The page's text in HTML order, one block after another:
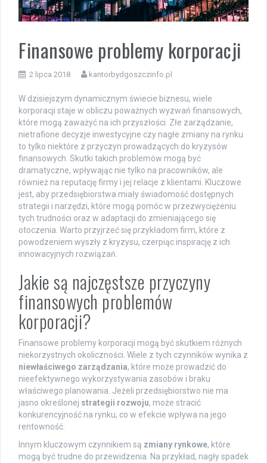
Finansowe problemy korporacji
2 lipca 2018 kantorbydgoszczinfo.pl
W dzisiejszym dynamicznym świecie biznesu, wiele
korporacji staje w obliczu poważnych wyzwań finansowych,
które mogą zaważyć na ich przyszłości. Złe zarządzanie,
nietrafione decyzje inwestycyjne czy nagłe zmiany na rynku
to tylko niektóre z przyczyn prowadzących do kryzysów
finansowych. Skutki takich problemów mogą być
dramatyczne, wpływając nie tylko na pracowników, ale
również na reputację firmy i jej relacje z klientami. Kluczowe
jest, aby przedsiębiorstwa miały świadomość dostępnych
strategii i narzędzi, które mogą pomóc w przezwyciężeniu
tych trudności oraz w adaptacji do zmieniającego się
otoczenia. Warto przyjrzeć się przykładom firm, które z
powodzeniem wyszły z kryzysu, czerpiąc inspirację z ich
innowacyjnych rozwiązań.
Jakie są najczęstsze przyczyny
finansowych problemów
korporacji?
Finansowe problemy korporacji mogą być skutkiem różnych
niekorzystnych okoliczności. Wiele z tych czynników wynika z
niewłaściwego zarządzania, które może prowadzić do
nieefektywnego wykorzystywania zasobów i braku
właściwego planowania. Jeżeli przedsiębiorstwo nie ma
jasno określonej strategii rozwoju, może stracić
konkurencyjność na rynku, co w efekcie wpływa na jego
rentowność.
Innym kluczowym czynnikiem są zmiany rynkowe, które
mogą być trudne do przewidzenia. Na przykład, nagły spadek